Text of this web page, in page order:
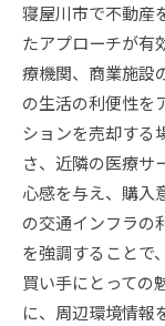
寝屋川市で不動産
たアプローチが有
療機関、商業施設
の生活の利便性を
ションを売却する
さ、近隣の医療サ
心感を与え、購入
の交通インフラの
を強調することで
買い手にとっての
に、周辺環境情報